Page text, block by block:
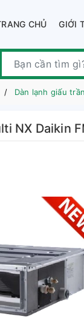
CHỦ GIỚI
Dàn lạnh giấu
NX Daikin